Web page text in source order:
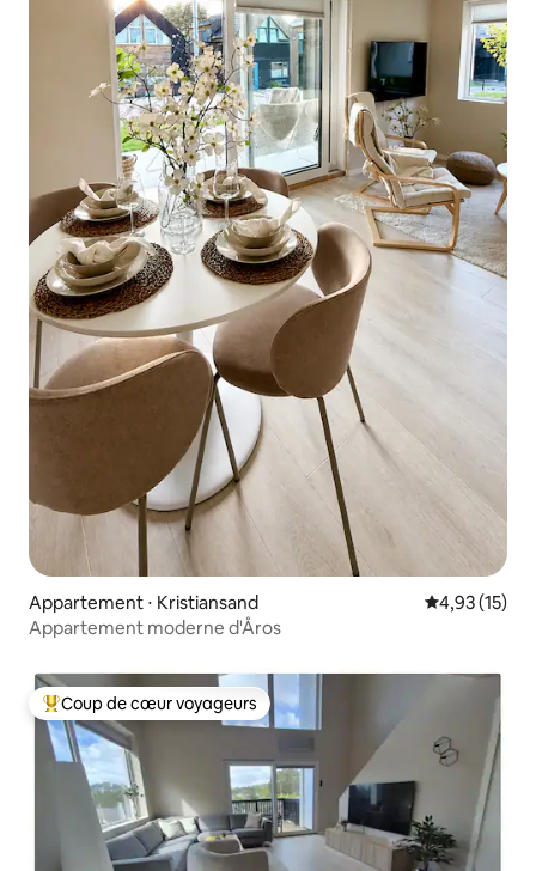
Appartement ⋅ Kristiansand Évaluation
4,93 (15)
Appartement moderne d'Åros
Coups de cœur voyageurs les plus appréciés
Coup de cœur voyageurs